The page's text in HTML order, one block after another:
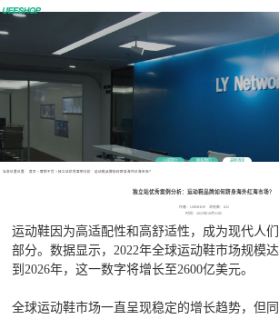
公司简介 联系我们 最新消息
当前位置位置： 首页 > 营销干货> 独立站优秀案例分析：运动鞋品牌如何跻身海外红海市场？
独立站优秀案例分析：运动鞋品牌如何跻身海外红海市场？
作者：UEESHOP 浏览数：822
时间：2023年10月31日
运动鞋因为高适配性和高舒适性，成为现代人
部分。数据显示，2022年全球运动鞋市场规模
到2026年，这一数字将增长至2600亿美元。
全球运动鞋市场一直呈现稳定的增长趋势，但